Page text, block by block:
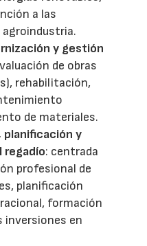
a las
agroindustria.
y gestión
de obras
rehabilitación,
de materiales.
planificación y
regadío: centrada
profesional de
planificación
formación
inversiones en